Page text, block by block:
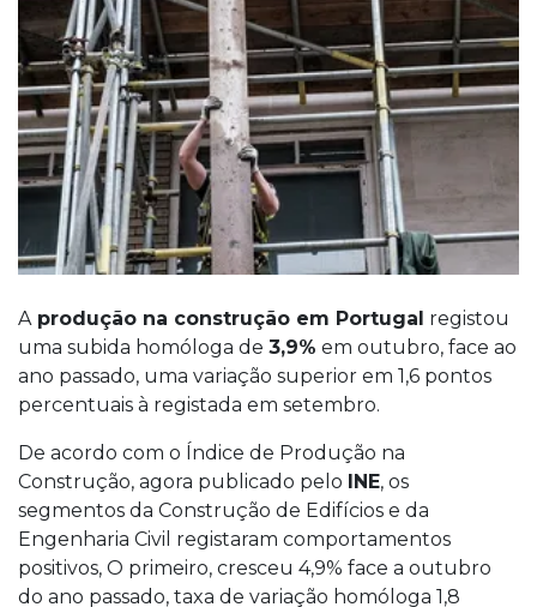
Aprodução na construção em Portugal registou
uma subida homóloga de 3,9% em outubro, face ao
ano passado, uma variação superior em 1,6 pontos
percentuais à registada em setembro.
De acordo com o Índice de Produção na
Construção, agora publicado pelo INE, os
segmentos da Construção de Edifícios e da
Engenharia Civil registaram comportamentos
positivos, O primeiro, cresceu 4,9% face a outubro
do ano passado, taxa de variação homóloga 1,8